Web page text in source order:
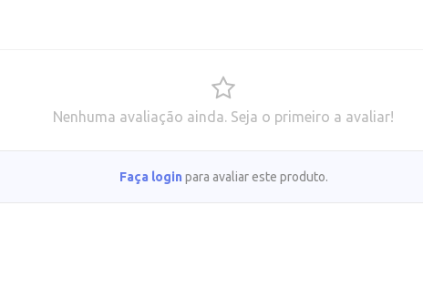
Nenhuma avaliação ainda. Seja o primeiro a avaliar!
Faça login para avaliar este produto.